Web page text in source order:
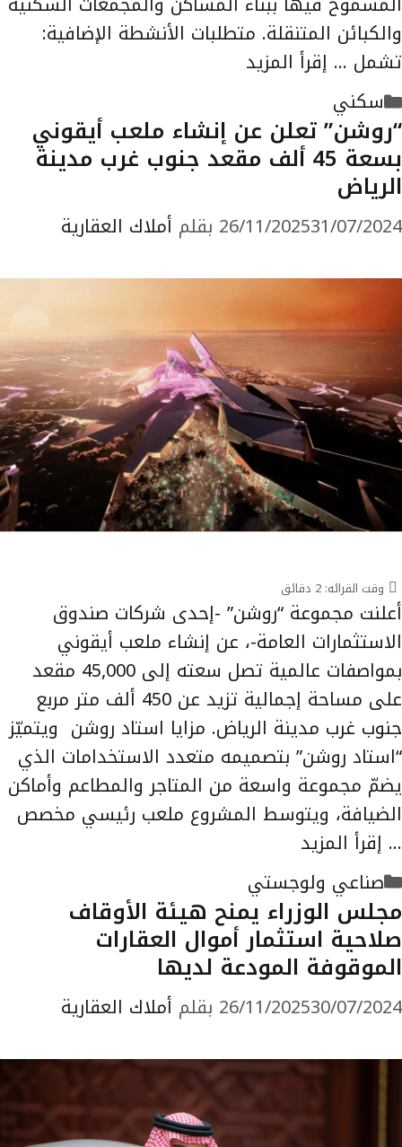
والكبائن المتنقلة. متطلبات الأنشطة الإضافية:
تشمل … إقرأ المزيد
التصنيفات
سكني
“روشن” تعلن عن إنشاء ملعب أيقوني
بسعة 45 ألف مقعد جنوب غرب مدينة
الرياض
26/11/202531/07/2024 بقلم أملاك العقارية
وقت القرائه: 2 دقائق
أعلنت مجموعة “روشن” -إحدى شركات صندوق
الاستثمارات العامة-، عن إنشاء ملعب أيقوني
بمواصفات عالمية تصل سعته إلى 45,000 مقعد
على مساحة إجمالية تزيد عن 450 ألف متر مربع
جنوب غرب مدينة الرياض. مزايا استاد روشن ويتميّز
“استاد روشن” بتصميمه متعدد الاستخدامات الذي
يضمّ مجموعة واسعة من المتاجر والمطاعم وأماكن
الضيافة، ويتوسط المشروع ملعب رئيسي مخصص
… إقرأ المزيد
التصنيفات
صناعي ولوجستي
مجلس الوزراء يمنح هيئة الأوقاف
صلاحية استثمار أموال العقارات
الموقوفة المودعة لديها
26/11/202530/07/2024 بقلم أملاك العقارية